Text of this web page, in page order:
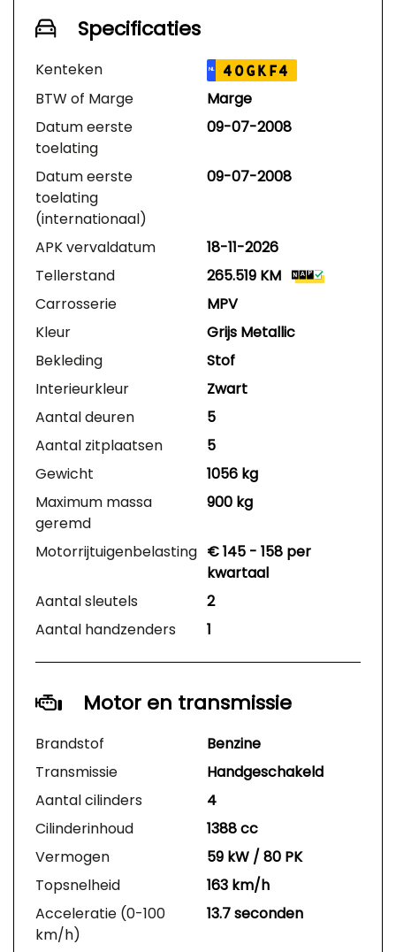
Specificaties
Kenteken NL 40GKF4
BTW of Marge
Marge
Datum eerste
toelating
09-07-2008
Datum eerste
toelating
(internationaal)
09-07-2008
APK vervaldatum
18-11-2026
Tellerstand
265.519 KM
Carrosserie
MPV
Kleur
Grijs Metallic
Bekleding
Stof
Interieurkleur
Zwart
Aantal deuren
5
Aantal zitplaatsen
5
Gewicht
1056 kg
Maximum massa
geremd
900 kg
Motorrijtuigenbelasting € 145 - 158 per
kwartaal
Aantal sleutels
2
Aantal handzenders
1
Motor en transmissie
Brandstof
Benzine
Transmissie
Handgeschakeld
Aantal cilinders
4
Cilinderinhoud
1388 cc
Vermogen
59 kW / 80 PK
Topsnelheid
163 km/h
Acceleratie (0-100
km/h)
13.7 seconden